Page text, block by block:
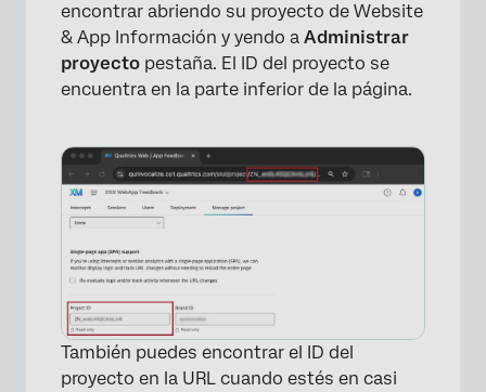
encontrar abriendo su proyecto de Website
& App Información y yendo a Administrar
proyecto pestaña. El ID del proyecto se
encuentra en la parte inferior de la página.
También puedes encontrar el ID del
proyecto en la URL cuando estés en casi